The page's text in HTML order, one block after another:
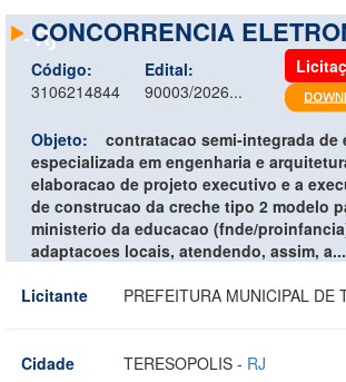
- RJ
CONCORRENCIA
Código:
3106214844
Edital:
90003/2026...
Objeto:
contratacao semi-integrada de
especializada em engenharia e
elaboracao de projeto executivo e a
de construcao da creche tipo 2 modelo
ministerio da educacao (fnde/
adaptacoes locais, atendendo, assim, a...
Licitante
PREFEITURA MUNICIPAL DE
Cidade TERESOPOLIS - RJ